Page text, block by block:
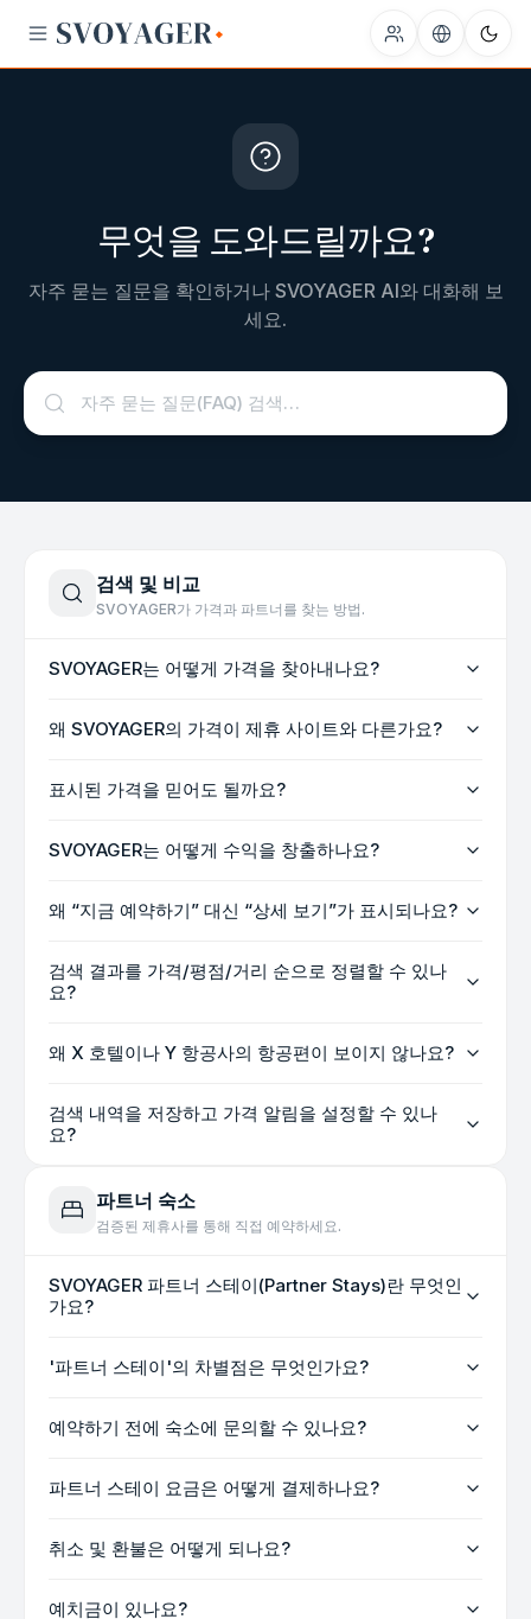
무엇을 도와드릴까요?
자주 묻는 질문을 확인하거나 SVOYAGER AI와 대화해 보
세요.
검색 및 비교
SVOYAGER가 가격과 파트너를 찾는 방법.
SVOYAGER는 어떻게 가격을 찾아내나요?
왜 SVOYAGER의 가격이 제휴 사이트와 다른가요?
표시된 가격을 믿어도 될까요?
SVOYAGER는 어떻게 수익을 창출하나요?
왜 “지금 예약하기” 대신 “상세 보기”가 표시되나요?
검색 결과를 가격/평점/거리 순으로 정렬할 수 있나
요?
왜 X 호텔이나 Y 항공사의 항공편이 보이지 않나요?
검색 내역을 저장하고 가격 알림을 설정할 수 있나
요?
파트너 숙소
검증된 제휴사를 통해 직접 예약하세요.
SVOYAGER 파트너 스테이(Partner Stays)란 무엇인
가요?
'파트너 스테이'의 차별점은 무엇인가요?
예약하기 전에 숙소에 문의할 수 있나요?
파트너 스테이 요금은 어떻게 결제하나요?
취소 및 환불은 어떻게 되나요?
예치금이 있나요?